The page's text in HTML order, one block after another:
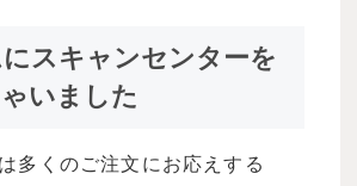
スキャンセンターを
いました
多くのご注文にお応えする